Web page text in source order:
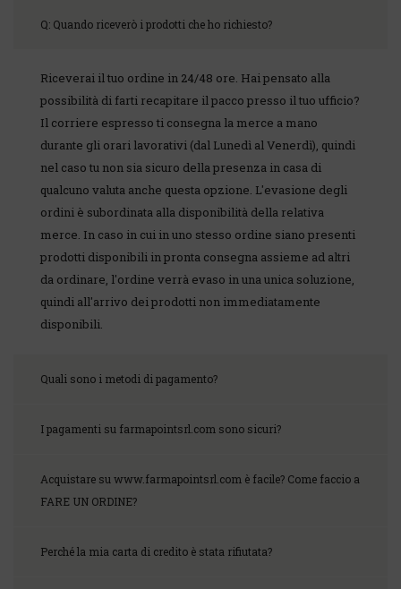
Q: Quando riceverò i prodotti che ho richiesto?
Riceverai il tuo ordine in 24/48 ore. Hai pensato alla
possibilità di farti recapitare il pacco presso il tuo ufficio?
Il corriere espresso ti consegna la merce a mano
durante gli orari lavorativi (dal Lunedì al Venerdì), quindi
nel caso tu non sia sicuro della presenza in casa di
qualcuno valuta anche questa opzione. L'evasione degli
ordini è subordinata alla disponibilità della relativa
merce. In caso in cui in uno stesso ordine siano presenti
prodotti disponibili in pronta consegna assieme ad altri
da ordinare, l'ordine verrà evaso in una unica soluzione,
quindi all'arrivo dei prodotti non immediatamente
disponibili.
Quali sono i metodi di pagamento?
I pagamenti su farmapointsrl.com sono sicuri?
Acquistare su www.farmapointsrl.com è facile? Come faccio a
FARE UN ORDINE?
Perché la mia carta di credito è stata rifiutata?